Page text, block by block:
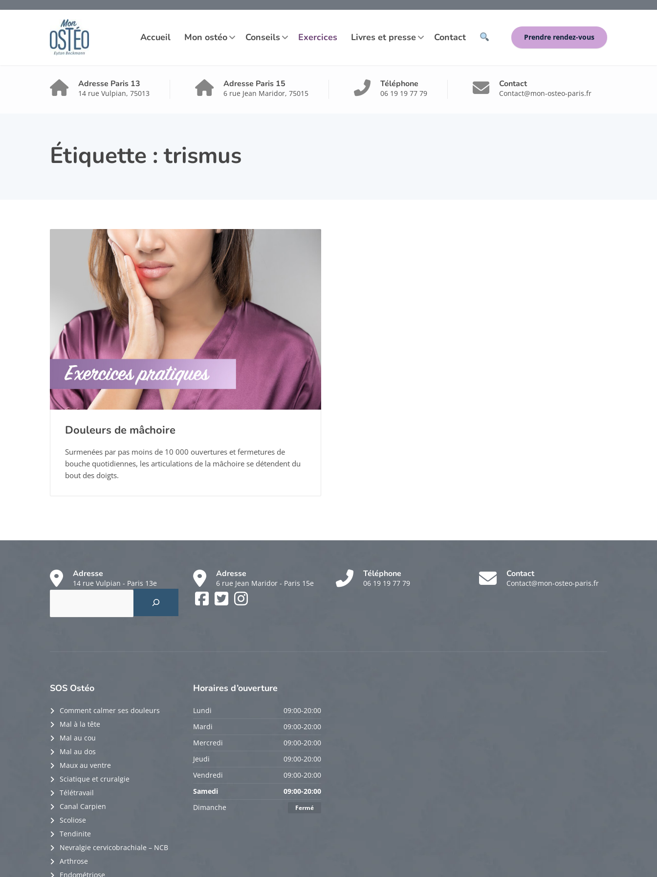
Accueil Mon ostéo Conseils Exercices Livres et presse Contact Prendre rendez-vous
Adresse Paris 13
14 rue Vulpian, 75013
Adresse Paris 15
6 rue Jean Maridor, 75015
Téléphone
06 19 19 77 79
Contact
Contact@mon-osteo-paris.fr
Étiquette :trismus
Douleurs de mâchoire
Surmenées par pas moins de 10 000 ouvertures et fermetures de
bouche quotidiennes, les articulations de la mâchoire se détendent du
bout des doigts.
Adresse
14 rue Vulpian - Paris 13e
Adresse
6 rue Jean Maridor - Paris 15e
Téléphone
06 19 19 77 79
Contact
Contact@mon-osteo-paris.fr
Facebook
SOS Ostéo
Comment calmer ses douleurs
Mal à la tête
Mal au cou
Mal au dos
Maux au ventre
Sciatique et cruralgie
Télétravail
Canal Carpien
Scoliose
Tendinite
Nevralgie cervicobrachiale – NCB
Arthrose
Endométriose
Horaires d’ouverture
Lundi
09:00-20:00
Mardi
09:00-20:00
Mercredi
09:00-20:00
Jeudi
09:00-20:00
Vendredi
09:00-20:00
Samedi
09:00-20:00
Dimanche
Fermé